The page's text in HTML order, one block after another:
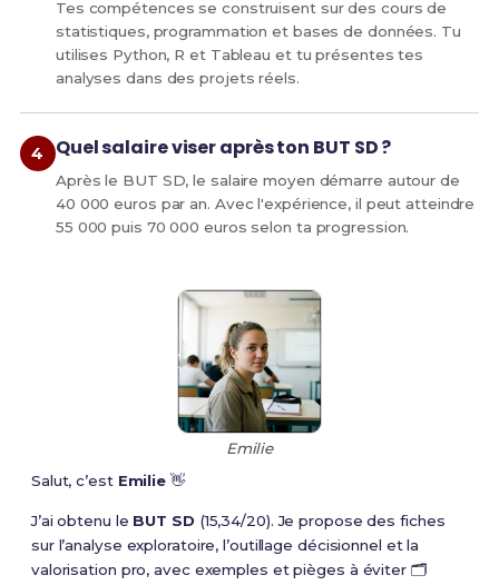
Tes compétences se construisent sur des cours de
statistiques, programmation et bases de données. Tu
utilises Python, R et Tableau et tu présentes tes
analyses dans des projets réels.
Quel salaire viser après ton BUT SD ?
Après le BUT SD, le salaire moyen démarre autour de
40 000 euros par an. Avec l'expérience, il peut atteindre
55 000 puis 70 000 euros selon ta progression.
Emilie
Salut, c’est Emilie 👋
J’ai obtenu le BUT SD (15,34/20). Je propose des fiches
sur l’analyse exploratoire, l’outillage décisionnel et la
valorisation pro, avec exemples et pièges à éviter 🗂️